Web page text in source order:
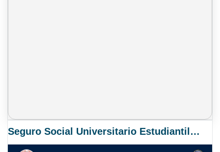
Seguro Social Universitario Estudiantil SSUE